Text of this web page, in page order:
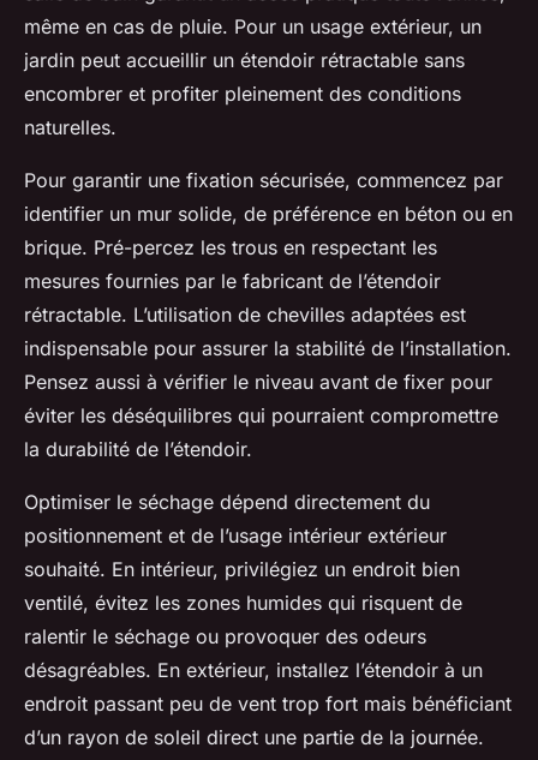
même en cas de pluie. Pour un usage extérieur, un
jardin peut accueillir un étendoir rétractable sans
encombrer et profiter pleinement des conditions
naturelles.
Pour garantir une fixation sécurisée, commencez par
identifier un mur solide, de préférence en béton ou en
brique. Pré-percez les trous en respectant les
mesures fournies par le fabricant de l’étendoir
rétractable. L’utilisation de chevilles adaptées est
indispensable pour assurer la stabilité de l’installation.
Pensez aussi à vérifier le niveau avant de fixer pour
éviter les déséquilibres qui pourraient compromettre
la durabilité de l’étendoir.
Optimiser le séchage dépend directement du
positionnement et de l’usage intérieur extérieur
souhaité. En intérieur, privilégiez un endroit bien
ventilé, évitez les zones humides qui risquent de
ralentir le séchage ou provoquer des odeurs
désagréables. En extérieur, installez l’étendoir à un
endroit passant peu de vent trop fort mais bénéficiant
d’un rayon de soleil direct une partie de la journée.